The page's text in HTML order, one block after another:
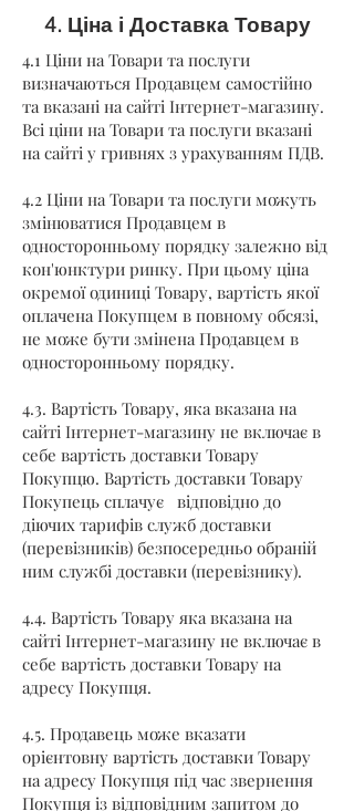
4. Ціна і Доставка Товару
4.1 Ціни на Товари та послуги
визначаються Продавцем самостійно
та вказані на сайті Інтернет-магазину.
Всі ціни на Товари та послуги вказані
на сайті у гривнях з урахуванням ПДВ.
4.2 Ціни на Товари та послуги можуть
змінюватися Продавцем в
односторонньому порядку залежно від
кон'юнктури ринку. При цьому ціна
окремої одиниці Товару, вартість якої
оплачена Покупцем в повному обсязі,
не може бути змінена Продавцем в
односторонньому порядку.
4.3. Вартість Товару, яка вказана на
сайті Інтернет-магазину не включає в
себе вартість доставки Товару
Покупцю. Вартість доставки Товару
Покупець сплачує відповідно до
діючих тарифів служб доставки
(перевізників) безпосередньо обраній
ним службі доставки (перевізнику).
4.4. Вартість Товару яка вказана на
сайті Інтернет-магазину не включає в
себе вартість доставки Товару на
адресу Покупця.
4.5. Продавець може вказати
орієнтовну вартість доставки Товару
на адресу Покупця під час звернення
Покупця із відповідним запитом до